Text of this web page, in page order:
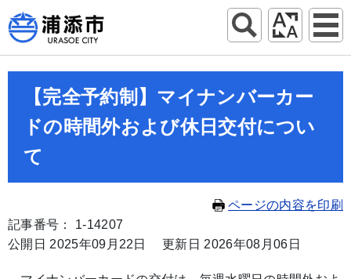
【完全予約制】マイナンバーカー
ドの時間外および休日交付につい
て
ページの内容を印刷
記事番号： 1-14207
公開日 2025年09月22日
更新日 2026年08月06日